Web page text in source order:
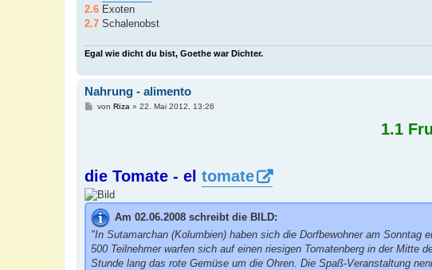
2.6 Exoten
2.7 Schalenobst
Egal wie dicht du bist, Goethe war Dichter.
Nahrung - alimento
Bvon Riza» 22. Mai 2012, 13:26
1.1
die Tomate - el tomate
Am 02.06.2008 schreibt die BILD:
"In Sutamarchan (Kolumbien) haben sich die Dorfbewohner am Sonntag
500 Teilnehmer warfen sich auf einen riesigen Tomatenberg in der
Stunde lang das rote Gemüse um die Ohren. Die Spaß-Veranstaltung